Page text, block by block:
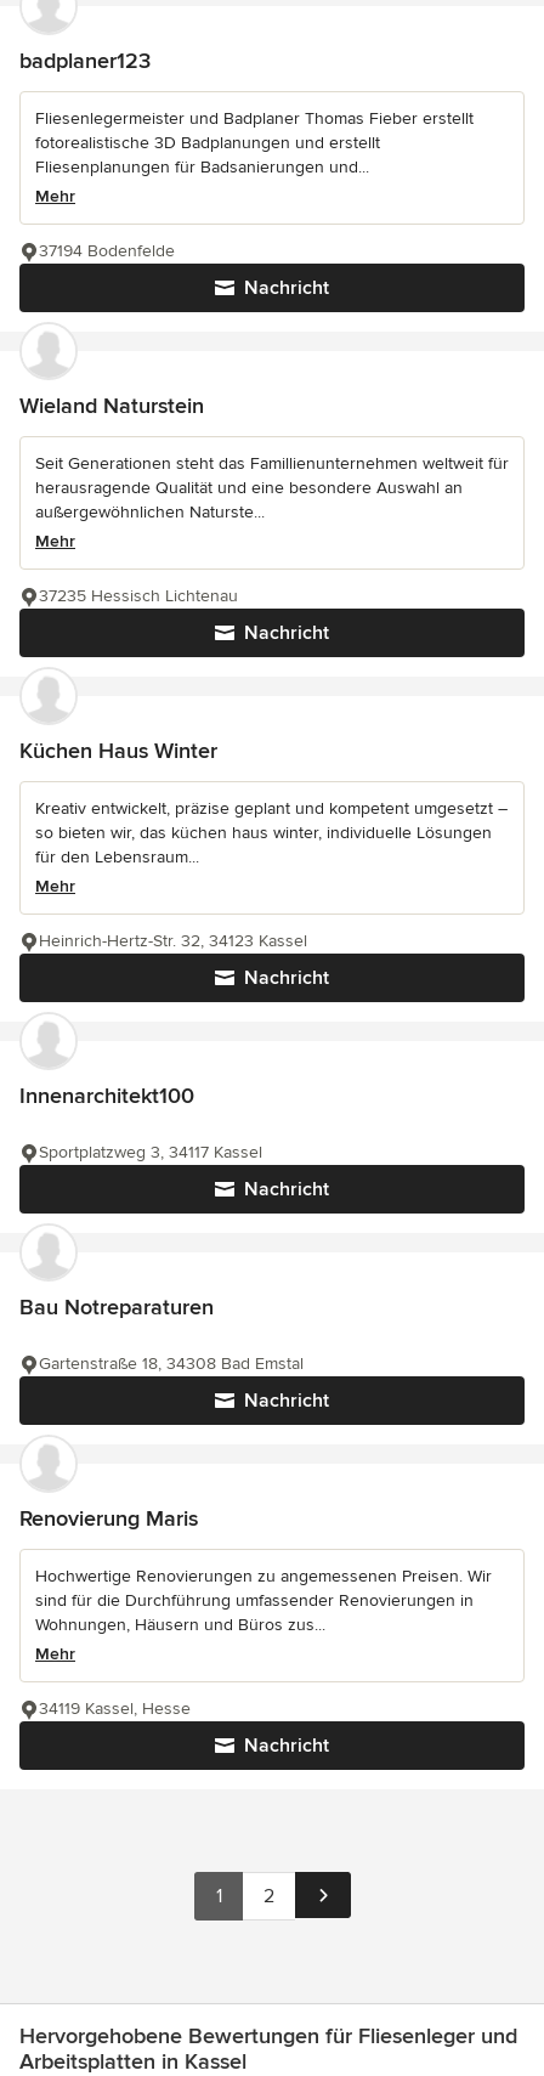
badplaner123
Fliesenlegermeister und Badplaner Thomas Fieber erstellt
fotorealistische 3D Badplanungen und erstellt
Fliesenplanungen für Badsanierungen und...
Mehr
Nachricht
37194 Bodenfelde
Wieland Naturstein
Seit Generationen steht das Famillienunternehmen weltweit für
herausragende Qualität und eine besondere Auswahl an
außergewöhnlichen Naturste...
Mehr
Nachricht
37235 Hessisch Lichtenau
Küchen Haus Winter
Kreativ entwickelt, präzise geplant und kompetent umgesetzt –
so bieten wir, das küchen haus winter, individuelle Lösungen
für den Lebensraum...
Mehr
Nachricht
Heinrich-Hertz-Str. 32, 34123 Kassel
Innenarchitekt100
Nachricht
Sportplatzweg 3, 34117 Kassel
Bau Notreparaturen
Nachricht
Gartenstraße 18, 34308 Bad Emstal
Renovierung Maris
Hochwertige Renovierungen zu angemessenen Preisen. Wir
sind für die Durchführung umfassender Renovierungen in
Wohnungen, Häusern und Büros zus...
Mehr
Nachricht
34119 Kassel, Hesse
1 2
Hervorgehobene Bewertungen für Fliesenleger und
Arbeitsplatten in Kassel